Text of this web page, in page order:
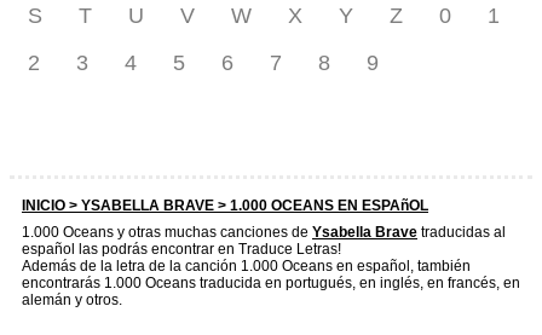
S
T U V W X Y Z 0
1
2
3 4 5 6 7 8 9
INICIO > YSABELLA BRAVE > 1.000 OCEANS EN ESPAñOL
1.000 Oceans y otras muchas canciones de Ysabella Brave traducidas al
español las podrás encontrar en Traduce Letras!
Además de la letra de la canción 1.000 Oceans en español, también
encontrarás 1.000 Oceans traducida en portugués, en inglés, en francés, en
alemán y otros.